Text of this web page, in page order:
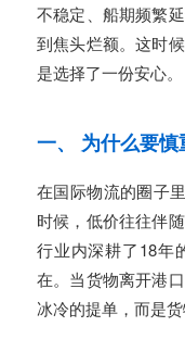
不稳定、船期频繁
到焦头烂额。这时
是选择了一份安心。
一、 为什么要慎
在国际物流的圈子
时候，低价往往伴
行业内深耕了18年
在。当货物离开港
冰冷的提单，而是